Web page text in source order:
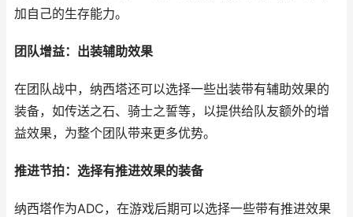
加自己的生存能力。
团队增益：出装辅助效果
在团队战中，纳西塔还可以选择一些出装带有辅助效果的
装备，如传送之石、骑士之誓等，以提供给队友额外的增
益效果，为整个团队带来更多优势。
推进节拍：选择有推进效果的装备
纳西塔作为ADC，在游戏后期可以选择一些带有推进效果